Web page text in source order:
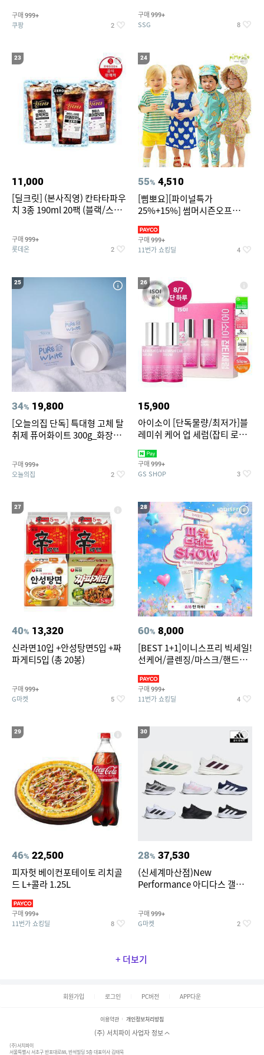
구매 999+
쿠팡 2
구매 999+
SSG 8
23
11,000
[딜크릿] (본사직영) 칸타타파우
치 3종 190ml 20팩 (블랙/스위
구매 999+
롯데온 2
24
55% 4,510
[삠뽀요][파이널특가
25%+15%] 썸머시즌오프
영복/티셔츠/
구매 999+
11번가 쇼킹딜 4
25
34% 19,800
[오늘의집 단독] 특대형 고체 탈
취제 퓨어화이트 300g_화장실
구매 999+
오늘의집 2
26
15,900
아이소이 [단독물량/최저가]블
레미쉬 케어 업 세럼(잡티 로즈
2027-04-24)
구매 999+
GS SHOP 3
27
40% 13,320
신라면10입 +안성탕면5입 +짜
파게티5입 (총 20봉)
구매 999+
G마켓 5
28
60% 8,000
[BEST 1+1]이니스프리 빅세일!
선케어/클렌징/마스크/핸드크
구매 999+
11번가 쇼킹딜 4
29
46% 22,500
피자헛 베이컨포테이토 리치골
드 L+콜라 1.25L
구매 999+
11번가 쇼킹딜 8
30
28% 37,530
(신세계마산점)New
Performance 아디다스 갤럭시
구매 999+
G마켓 2
+ 더보기
회원가입 로그인 PC버전 APP다운
이용약관 개인정보처리방침
(주) 서치파이 사업자 정보
(주)서치파이
서울특별시 서초구 반포대로88, 반석빌딩 5층 대표이사 김태묵